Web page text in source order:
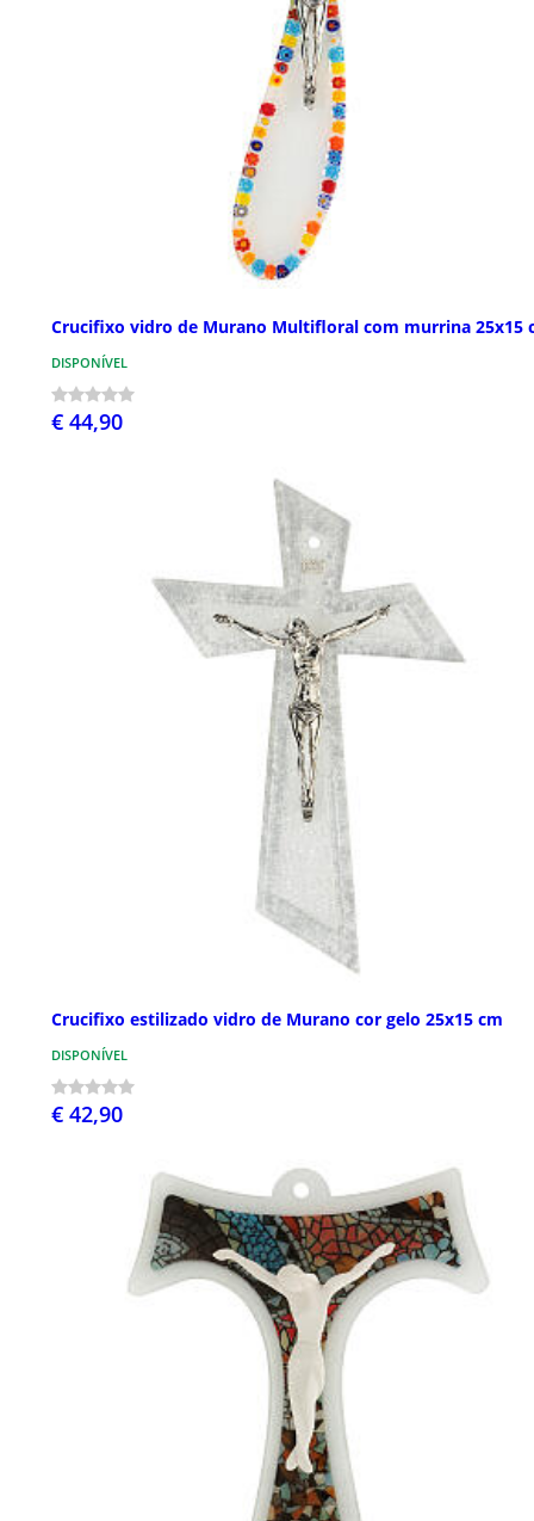
Crucifixo vidro de Murano Multifloral com murrina 25x15
DISPONÍVEL
€ 44,90
Crucifixo estilizado vidro de Murano cor gelo 25x15 cm
DISPONÍVEL
€ 42,90